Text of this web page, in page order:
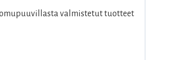
valmistetut tuotteet